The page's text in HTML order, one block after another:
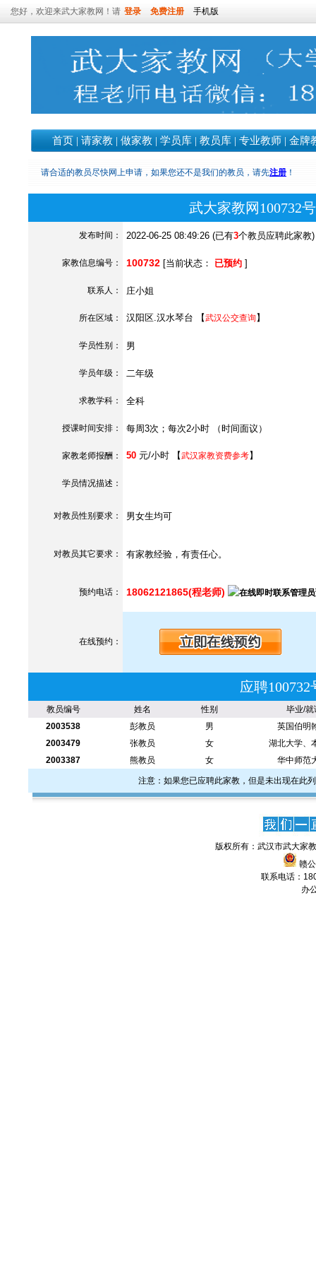
您好，欢迎来武大家教网！请 登录 免费注册 手机版
首页 | 请家教 | 做家教 | 学员库 | 教员库 | 专业教师 | 金牌
请合适的教员尽快网上申请，如果您还不是我们的教员，请先注册 ！
武大家教网100732
发布时间： 2022-06-25 08:49:26 (已有3个教员应聘此家教)
家教信息编号： 100732 [当前状态： 已预约 ]
联系人： 庄小姐
所在区域： 汉阳区.汉水琴台 【武汉公交查询 】
学员性别： 男
学员年级： 二年级
求教学科： 全科
授课时间安排： 每周3次；每次2小时 （时间面议）
家教老师报酬： 50 元/小时 【武汉家教资费参考】
学员情况描述：
对教员性别要求： 男女生均可
对教员其它要求： 有家教经验，有责任心。
预约电话： 18062121865(程老师)
在线预约：
应聘
教员编号 姓名 性别
毕业/就
2003538
彭教员 男
英国伯明
2003479
张教员 女
湖北大学、
2003387
熊教员 女 华中师范
注意：如果您已应聘此家教，但是未出现在此
版权所有：武汉市武大家
赣
联系电话：
办